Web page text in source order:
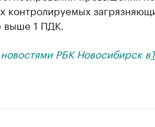
контролируемых
выше 1 ПДК.
РБК Новосибирск в